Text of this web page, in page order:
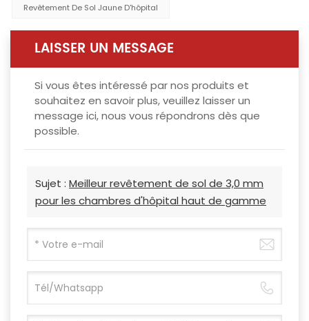
Revêtement De Sol Jaune D'hôpital
LAISSER UN MESSAGE
Si vous êtes intéressé par nos produits et
souhaitez en savoir plus, veuillez laisser un
message ici, nous vous répondrons dès que
possible.
Sujet : Meilleur revêtement de sol de 3,0 mm
pour les chambres d'hôpital haut de gamme